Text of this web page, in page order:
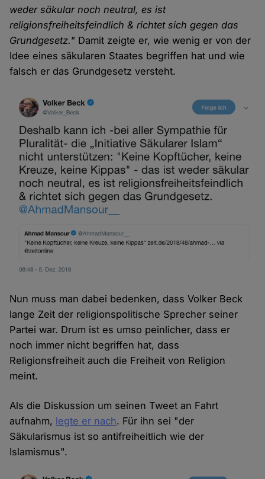
weder säkular noch neutral, es ist
religionsfreiheitsfeindlich & richtet sich gegen das
Grundgesetz." Damit zeigte er, wie wenig er von der
Idee eines säkularen Staates begriffen hat und wie
falsch er das Grundgesetz versteht.
Nun muss man dabei bedenken, dass Volker Beck
lange Zeit der religionspolitische Sprecher seiner
Partei war. Drum ist es umso peinlicher, dass er
noch immer nicht begriffen hat, dass
Religionsfreiheit auch die Freiheit von Religion
meint.
Als die Diskussion um seinen Tweet an Fahrt
aufnahm, legte er nach. Für ihn sei "der
Säkularismus ist so antifreiheitlich wie der
Islamismus".